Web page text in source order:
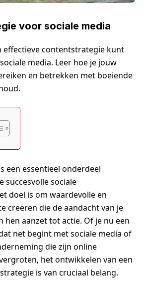
voor sociale media
effectieve contentstrategie kunt
media. Leer hoe je jouw
en betrekken met boeiende
een essentieel onderdeel
succesvolle sociale
doel is om waardevolle en
creëren die de aandacht van je
hen aanzet tot actie. Of je nu een
net begint met sociale media of
die zijn online
het ontwikkelen van een
is van cruciaal belang.